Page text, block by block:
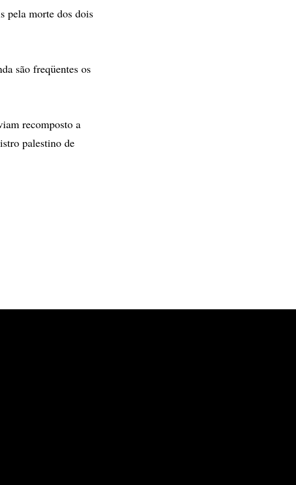
pela morte dos dois
são freqüentes os
recomposto a
palestino de